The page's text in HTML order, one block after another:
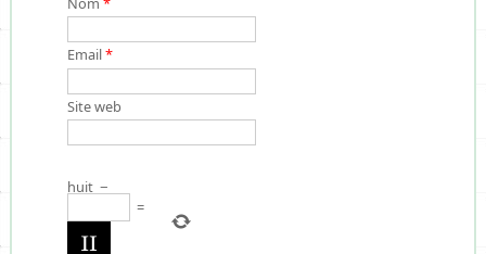
Email*
Site web
huit −
=